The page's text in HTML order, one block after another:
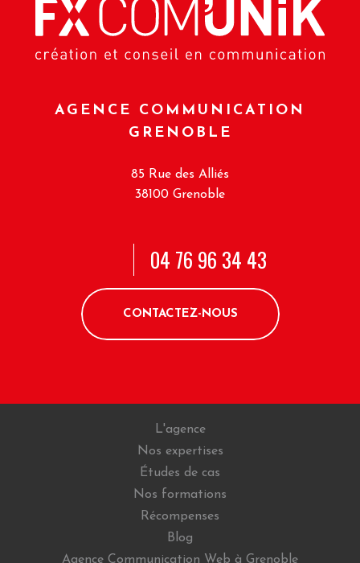
AGENCE COMMUNICATION
GRENOBLE
85 Rue des Alliés
38100 Grenoble
04 76 96 34 43
CONTACTEZ-NOUS
L'agence
Nos expertises
Études de cas
Nos formations
Récompenses
Blog
Agence Communication Web à Grenoble